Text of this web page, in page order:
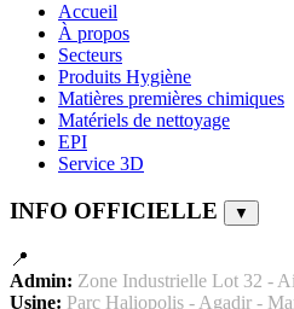
Accueil
À propos
Secteurs
Produits Hygiène
Matières premières chimiques
Matériels de nettoyage
EPI
Service 3D
INFO OFFICIELLE ▼
📍
Admin: Zone Industrielle Lot 32 -
Usine: Parc Haliopolis - Agadir -